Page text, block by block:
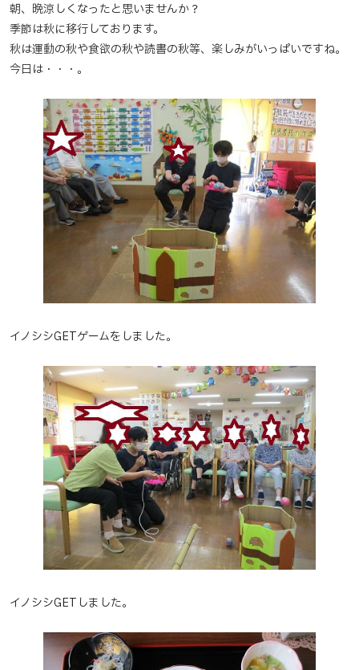
朝、晩涼しくなったと思いませんか？
季節は秋に移行しております。
秋は運動の秋や食欲の秋や読書の秋等、楽しみがいっぱいですね。
今日は・・・。
イノシシGETゲームをしました。
イノシシGETしました。